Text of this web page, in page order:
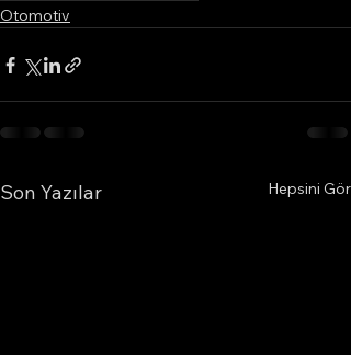
Otomotiv
Son Yazılar Hepsini Gör